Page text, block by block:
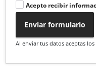
Acepto recibir
Enviar formulario
Al enviar tus datos aceptas los